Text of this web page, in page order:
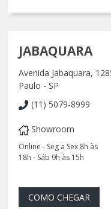
JABAQUARA
Avenida Jabaquara,
Paulo - SP
(11) 5079-8999
Showroom
Online - Seg a Sex 8h às
18h - Sáb 9h às 15h
COMO CHEGAR